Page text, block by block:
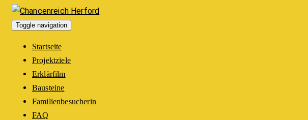
Toggle navigation
Startseite
Projektziele
Erklärfilm
Bausteine
Familienbesucherin
FAQ